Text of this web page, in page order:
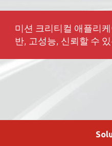
미션 크리티컬 애플리
반, 고성능, 신뢰할 수